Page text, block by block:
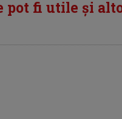
pot fi utile și